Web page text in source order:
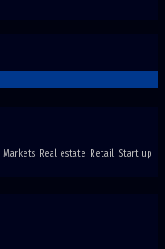
Markets Real estate Retail Start up